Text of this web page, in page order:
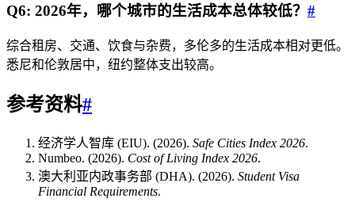
Q6: 2026年，哪个城市的生活成本总体较低？ #
综合租房、交通、饮食与杂费，多伦多的生活成本相对更低。
悉尼和伦敦居中，纽约整体支出较高。
参考资料#
经济学人智库 (EIU). (2026). Safe Cities Index 2026.
Numbeo. (2026). Cost of Living Index 2026.
澳大利亚内政事务部 (DHA). (2026). Student Visa
Financial Requirements.